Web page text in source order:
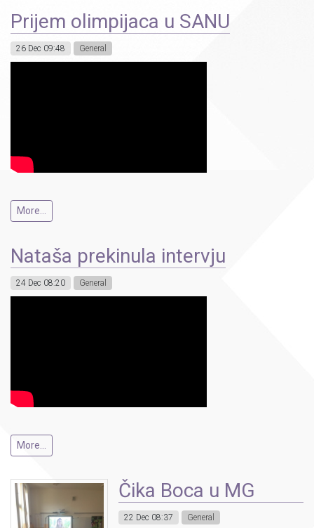
Prijem olimpijaca u SANU
26 Dec 09:48 General
More...
Nataša prekinula intervju
24 Dec 08:20 General
More...
Čika Boca u MG
22 Dec 08:37 General